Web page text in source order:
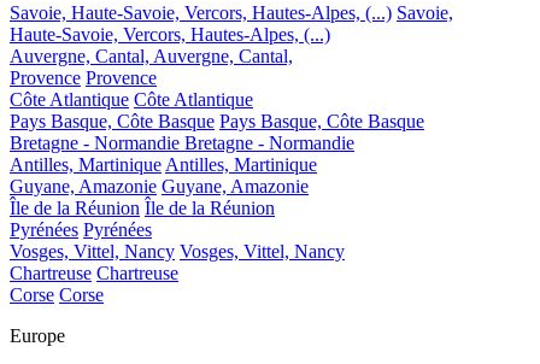
Savoie, Haute-Savoie, Vercors, Hautes-Alpes, (...) Savoie,
Haute-Savoie, Vercors, Hautes-Alpes, (...)
Auvergne, Cantal, Auvergne, Cantal,
Provence Provence
Côte Atlantique Côte Atlantique
Pays Basque, Côte Basque Pays Basque, Côte Basque
Bretagne - Normandie Bretagne - Normandie
Antilles, Martinique Antilles, Martinique
Guyane, Amazonie Guyane, Amazonie
Île de la Réunion Île de la Réunion
Pyrénées Pyrénées
Vosges, Vittel, Nancy Vosges, Vittel, Nancy
Chartreuse Chartreuse
Corse Corse
Europe